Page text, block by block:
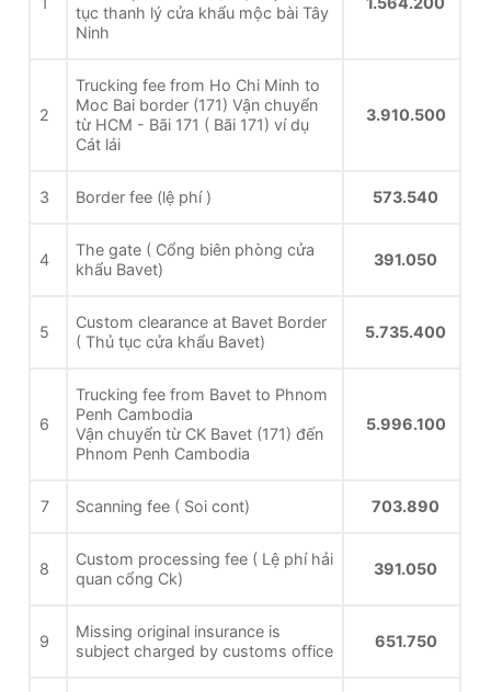
tục thanh lý cửa khẩu mộc bài Tây
Ninh
2
Trucking fee from Ho Chi Minh to
Moc Bai border (171) Vận chuyển
từ HCM - Bãi 171 ( Bãi 171) ví dụ
Cát lái
3.910.500
3 Border fee (lệ phí ) 573.540
4
The gate ( Cổng biên phòng cửa
khẩu Bavet)
391.050
5
Custom clearance at Bavet Border
( Thủ tục cửa khẩu Bavet)
5.735.400
6
Trucking fee from Bavet to Phnom
Penh Cambodia
Vận chuyển từ CK Bavet (171) đến
Phnom Penh Cambodia
5.996.100
7 Scanning fee ( Soi cont) 703.890
8
Custom processing fee ( Lệ phí hải
quan cổng Ck)
391.050
9
Missing original insurance is
subject charged by customs office
651.750